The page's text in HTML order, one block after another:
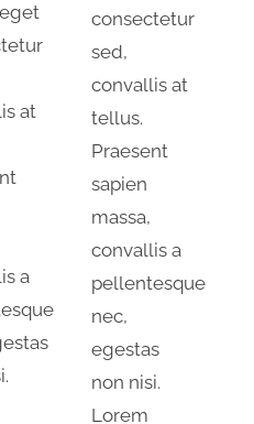
at
a
consectetur
sed,
convallis at
tellus.
Praesent
sapien
massa,
convallis a
pellentesque
nec,
egestas
non nisi.
Lorem